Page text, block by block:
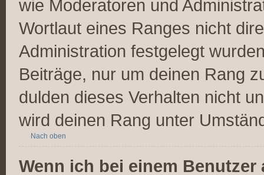
wie Moderatoren und
Wortlaut eines Ranges nicht
Administration festgelegt
Beiträge, nur um deinen Rang
dulden dieses Verhalten nicht
wird deinen Rang unter
Nach oben
Wenn ich bei einem